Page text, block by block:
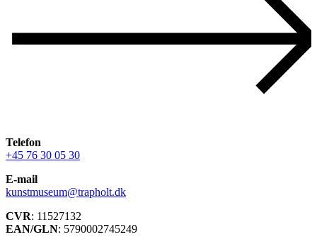
Telefon
+45 76 30 05 30
E-mail
kunstmuseum@trapholt.dk
CVR: 11527132
EAN/GLN: 5790002745249